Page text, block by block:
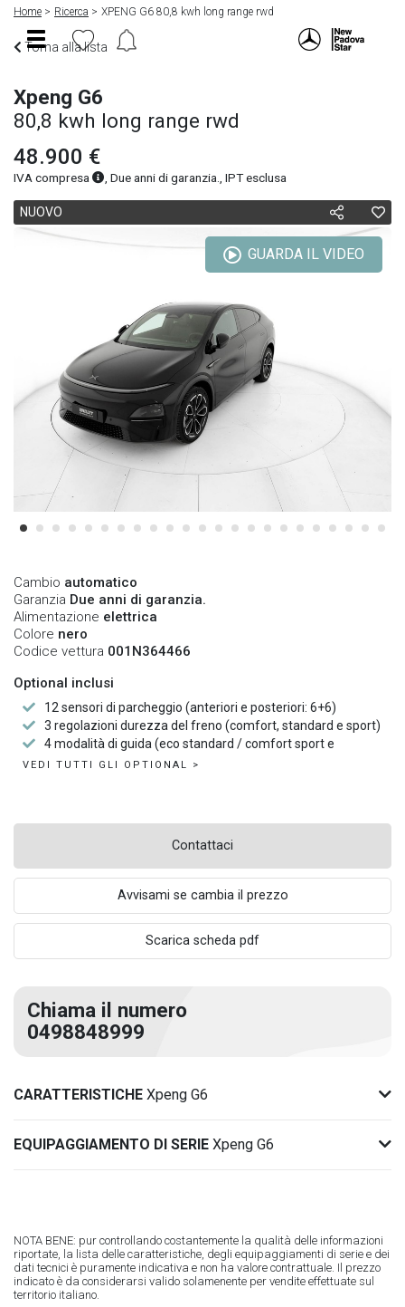
Home Ricerca XPENG G6 80,8 kwh long range rwd
Torna alla lista
Xpeng G6
80,8 kwh long range rwd
48.900 €
IVA compresa , Due anni di garanzia., IPT esclusa
NUOVO
GUARDA IL VIDEO
Cambio automatico
Garanzia Due anni di garanzia.
Alimentazione elettrica
Colore nero
Codice vettura 001N364466
Optional inclusi
12 sensori di parcheggio (anteriori e posteriori: 6+6)
3 regolazioni durezza del freno (comfort, standard e sport)
4 modalità di guida (eco standard / comfort sport e
VEDI TUTTI GLI OPTIONAL >
Contattaci
Avvisami se cambia il prezzo
Scarica scheda pdf
Chiama il numero
0498848999
CARATTERISTICHE Xpeng G6
EQUIPAGGIAMENTO DI SERIE Xpeng G6
NOTA BENE: pur controllando costantemente la qualità delle informazioni
riportate, la lista delle caratteristiche, degli equipaggiamenti di serie e dei
dati tecnici è puramente indicativa e non ha valore contrattuale. Il prezzo
indicato è da considerarsi valido solamenente per vendite effettuate sul
territorio italiano.